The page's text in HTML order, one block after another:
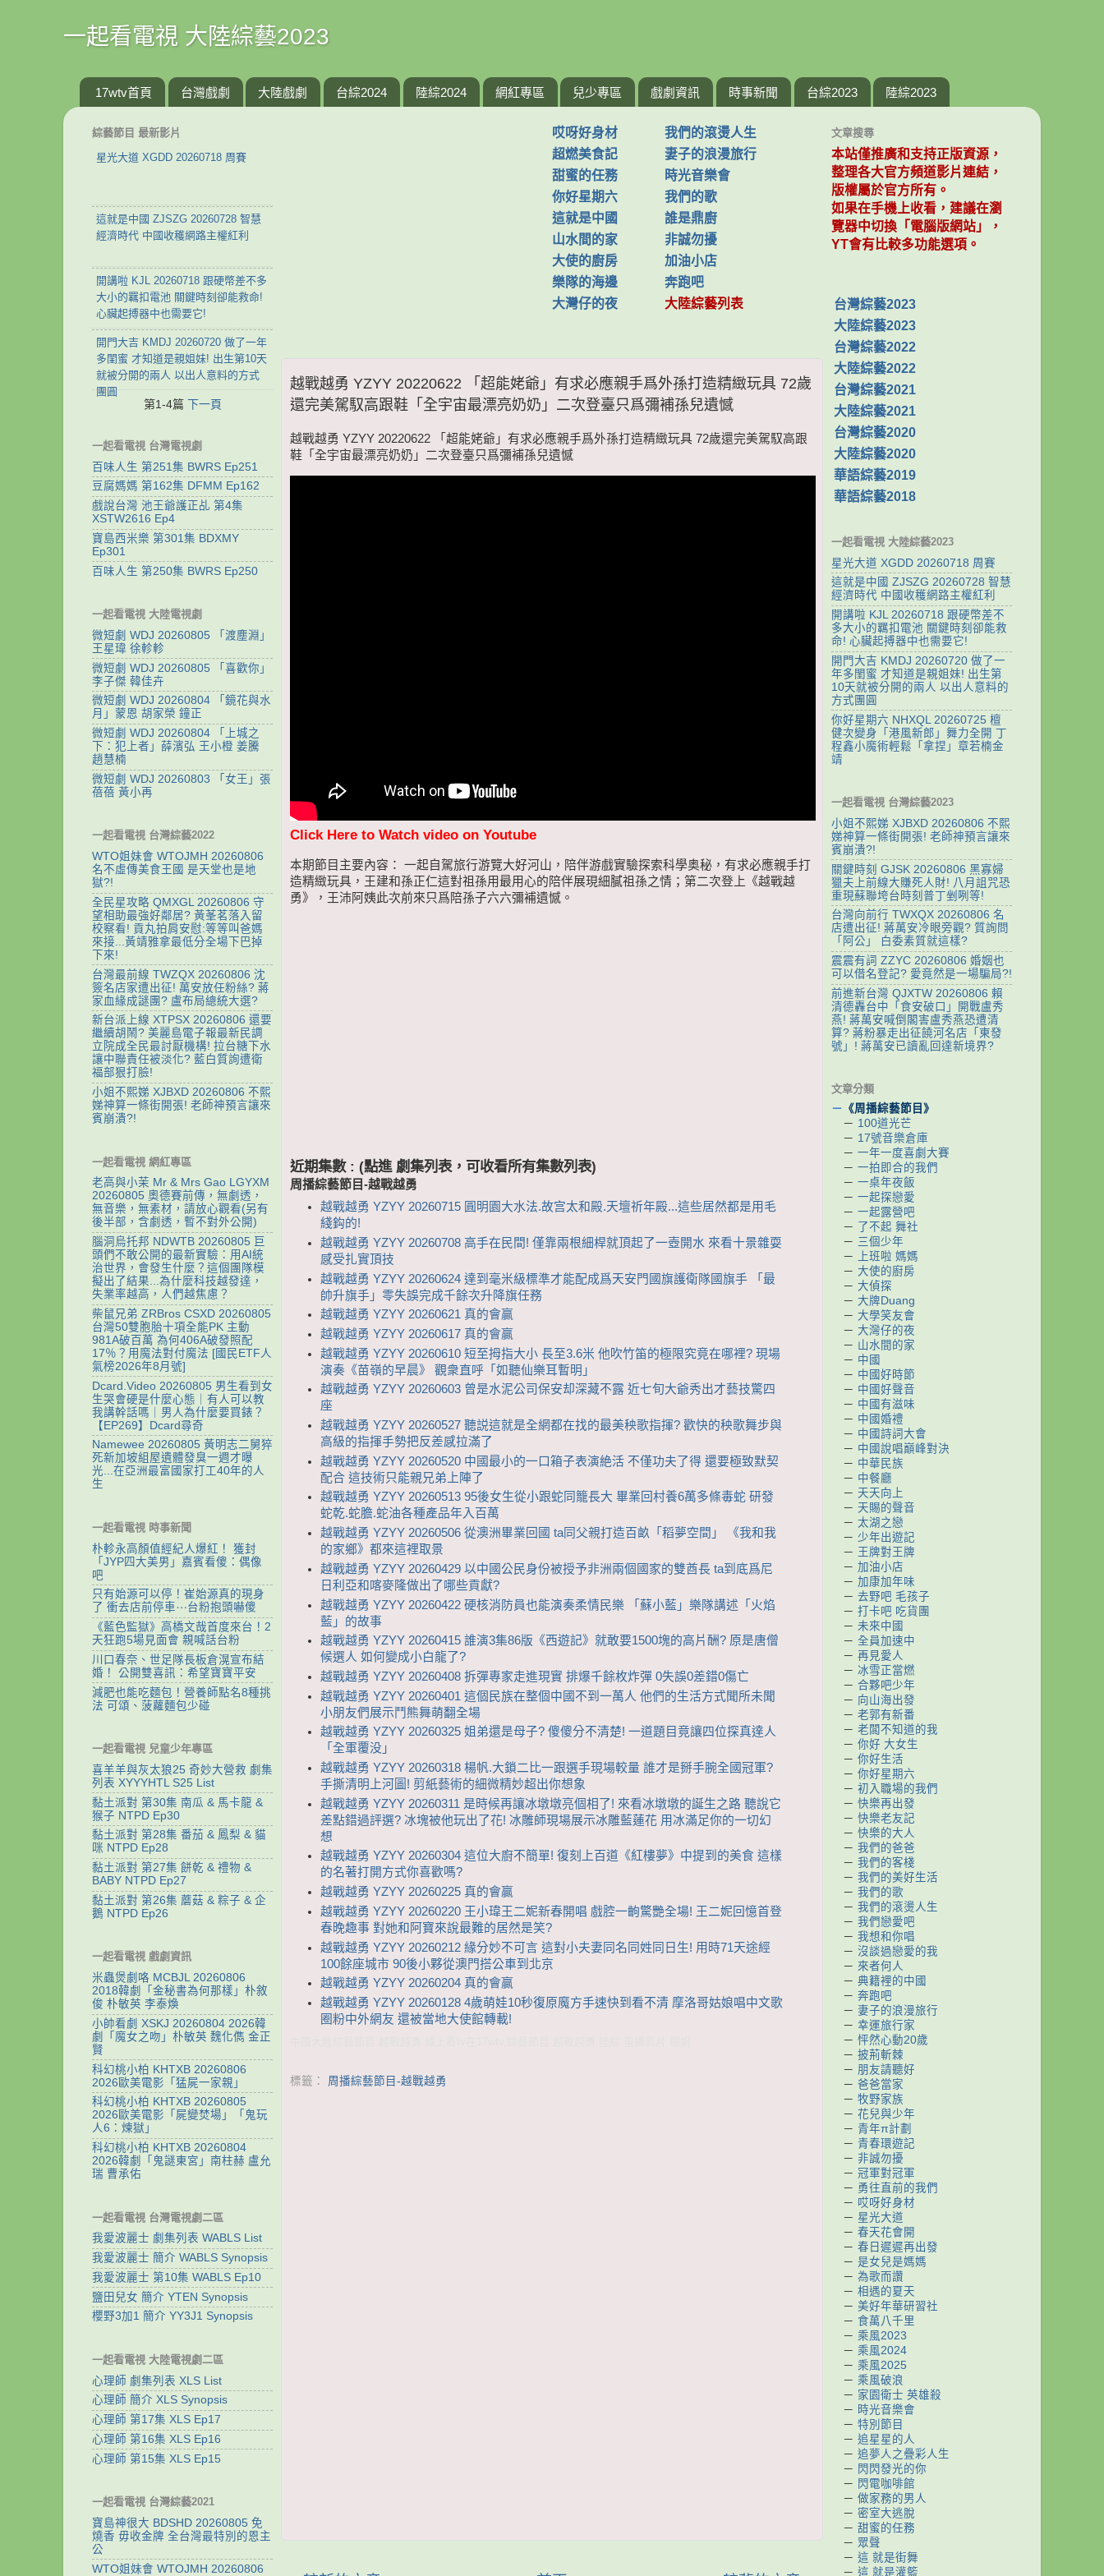
一起看電視 大陸綜藝2023
17wtv首頁 台灣戲劇 大陸戲劇 台綜2024 陸綜2024 網紅專區 兒少專區 戲劇資訊 時事新聞 台綜2023 陸綜2023
哎呀好身材
我們的滾燙人生
超燃美食記
妻子的浪漫旅行
甜蜜的任務
時光音樂會
你好星期六
我們的歌
這就是中國
誰是鼎廚
山水間的家
非誠勿擾
大使的廚房
加油小店
樂隊的海邊
奔跑吧
大灣仔的夜
大陸綜藝列表
越戰越勇 YZYY 20220622 「超能姥爺」有求必應親手爲外孫打造精緻玩具 72歲
還完美駕馭高跟鞋「全宇宙最漂亮奶奶」二次登臺只爲彌補孫兒遺憾
越戰越勇 YZYY 20220622 「超能姥爺」有求必應親手爲外孫打造精緻玩具 72歲還完美駕馭高跟
鞋「全宇宙最漂亮奶奶」二次登臺只爲彌補孫兒遺憾
Click Here to Watch video on Youtube
本期節目主要內容： 一起自駕旅行游覽大好河山，陪伴游戲實驗探索科學奥秘，有求必應親手打
造精緻玩具，王建和孫正仁這對祖孫用最用心的陪伴展現細膩祖孫之情；第二次登上《越戰越
勇》，王沛阿姨此次前來只爲陪孫子六六彌補遺憾。
近期集數 : (點進 劇集列表，可收看所有集數列表)
周播綜藝節目-越戰越勇
越戰越勇 YZYY 20260715 ‌圓明園大水法.故宫太和殿.天壇祈年殿...這些居然都是用毛
綫鈎的!
越戰越勇 YZYY 20260708 高手在民間! 僅靠兩根細桿就頂起了一壺開水 來看十景雜耍
感受扎實頂技
越戰越勇 YZYY 20260624 達到毫米級標準才能配成爲天安門國旗護衛隊國旗手 「最
帥升旗手」零失誤完成千餘次升降旗任務
越戰越勇 YZYY 20260621 真的會贏
越戰越勇 YZYY 20260617 真的會贏
越戰越勇 YZYY 20260610 短至拇指大小 長至3.6米 他吹竹笛的極限究竟在哪裡? 現場
演奏《苗嶺的早晨》 觀衆直呼「如聽仙樂耳暫明」
越戰越勇 YZYY 20260603 曾是水泥公司保安却深藏不露 近七旬大爺秀出才藝技驚四
座
越戰越勇 YZYY 20260527 聽説這就是全網都在找的最美秧歌指揮? 歡快的秧歌舞步與
高級的指揮手勢把反差感拉滿了
越戰越勇 YZYY 20260520 中國最小的一口箱子表演絶活 不僅功夫了得 還要極致默契
配合 這技術只能親兄弟上陣了
越戰越勇 YZYY 20260513 95後女生從小跟蛇同籠長大 畢業回村養6萬多條毒蛇 研發
蛇乾.蛇膽.蛇油各種產品年入百萬
越戰越勇 YZYY 20260506 從澳洲畢業回國 ta同父親打造百畝「稻夢空間」 《我和我
的家鄉》都來這裡取景
越戰越勇 YZYY 20260429 以中國公民身份被授予非洲兩個國家的雙酋長 ta到底爲尼
日利亞和喀麥隆做出了哪些貢獻?
越戰越勇 YZYY 20260422 硬核消防員也能演奏柔情民樂 「蘇小藍」樂隊講述「火焰
藍」的故事
越戰越勇 YZYY 20260415 誰演3集86版《西遊記》就敢要1500塊的高片酬? 原是唐僧
候選人 如何變成小白龍了?
越戰越勇 YZYY 20260408 拆彈專家走進現實 排爆千餘枚炸彈 0失誤0差錯0傷亡
越戰越勇 YZYY 20260401 這個民族在整個中國不到一萬人 他們的生活方式聞所未聞
小朋友們展示鬥熊舞萌翻全場
越戰越勇 YZYY 20260325 姐弟還是母子? 傻傻分不清楚! 一道題目竟讓四位探真達人
「全軍覆没」
越戰越勇 YZYY 20260318 楊帆.大鎖二比一跟選手現場較量 誰才是掰手腕全國冠軍?
手撕清明上河圖! 剪紙藝術的細微精妙超出你想象
越戰越勇 YZYY 20260311 是時候再讓冰墩墩亮個相了! 來看冰墩墩的誕生之路 聽說它
差點錯過評選? 冰塊被他玩出了花! 冰雕師現場展示冰雕藍蓮花 用冰滿足你的一切幻
想
越戰越勇 YZYY 20260304 這位大廚不簡單! 復刻上百道《紅樓夢》中提到的美食 這樣
的名著打開方式你喜歡嗎?
越戰越勇 YZYY 20260225 真的會贏
越戰越勇 YZYY 20260220 王小瑋王二妮新春開唱 戲腔一齣驚艷全場! 王二妮回憶首登
春晚趣事 對她和阿寶來說最難的居然是笑?
越戰越勇 YZYY 20260212 緣分妙不可言 這對小夫妻同名同姓同日生! 用時71天途經
100餘座城市 90後小夥從澳門搭公車到北京
越戰越勇 YZYY 20260204 真的會贏
越戰越勇 YZYY 20260128 4歲萌娃10秒復原魔方手速快到看不清 摩洛哥姑娘唱中文歌
圈粉中外網友 還被當地大使館轉載!
標籤： 周播綜藝節目-越戰越勇
綜藝節目 最新影片
星光大道 XGDD 20260718 周賽
這就是中國 ZJSZG 20260728 智慧
經濟時代 中國收穫網路主權紅利
開講啦 KJL 20260718 跟硬幣差不多
大小的羈扣電池 關鍵時刻卻能救命!
心臟起搏器中也需要它!
開門大吉 KMDJ 20260720 做了一年
多閨蜜 才知道是親姐妹! 出生第10天
就被分開的兩人 以出人意料的方式
團圓
第1-4篇 下一頁
一起看電視 台灣電視劇
百味人生 第251集 BWRS Ep251
豆腐媽媽 第162集 DFMM Ep162
戲說台灣 池王爺護正乩 第4集
XSTW2616 Ep4
寶島西米樂 第301集 BDXMY
Ep301
百味人生 第250集 BWRS Ep250
一起看電視 大陸電視劇
微短劇 WDJ 20260805 「渡塵淵」
王星瑋 徐軫軫
微短劇 WDJ 20260805 「喜歡你」
李子傑 韓佳卉
微短劇 WDJ 20260804 「鏡花與水
月」蒙恩 胡家榮 鐘正
微短劇 WDJ 20260804 「上城之
下：犯上者」薛濱弘 王小橙 姜騰
趙慧楠
微短劇 WDJ 20260803 「女王」張
蓓蓓 黃小再
一起看電視 台灣綜藝2022
WTO姐妹會 WTOJMH 20260806
名不虛傳美食王國 是天堂也是地
獄?!
全民星攻略 QMXGL 20260806 守
望相助最強好鄰居? 黃莑茗落入留
校察看! 貢丸拍肩安慰:等等叫爸媽
來接...黃靖雅拿最低分全場下巴掉
下來!
台灣最前線 TWZQX 20260806 沈
簽名店家遭出征! 萬安放任粉絲? 蔣
家血緣成謎團? 盧布局總統大選?
新台派上線 XTPSX 20260806 還要
繼續胡鬧? 美麗島電子報最新民調
立院成全民最討厭機構! 拉台糖下水
讓中聯責任被淡化? 藍白質詢遭衛
福部狠打臉!
小姐不熙娣 XJBXD 20260806 不熙
娣神算一條街開張! 老師神預言讓來
賓崩潰?!
一起看電視 網紅專區
老高與小茉 Mr & Mrs Gao LGYXM
20260805 奧德賽前傳，無劇透，
無音樂，無素材，請放心觀看(另有
後半部，含劇透，暫不對外公開)
腦洞烏托邦 NDWTB 20260805 巨
頭們不敢公開的最新實驗：用AI統
治世界，會發生什麼？這個團隊模
擬出了結果...為什麼科技越發達，
失業率越高，人們越焦慮？
柴鼠兄弟 ZRBros CSXD 20260805
台灣50雙胞胎十項全能PK 主動
981A破百萬 為何406A破發照配
17％？用魔法對付魔法 [國民ETF人
氣榜2026年8月號]
Dcard.Video 20260805 男生看到女
生哭會硬是什麼心態｜有人可以教
我講幹話嗎｜男人為什麼要買錶？
【EP269】Dcard尋奇
Namewee 20260805 黃明志二舅猝
死新加坡組屋遺體發臭一週才曝
光...在亞洲最富國家打工40年的人
生
一起看電視 時事新聞
朴軫永高顏值經紀人爆紅！ 獲封
「JYP四大美男」嘉賓看傻：偶像
吧
只有始源可以停！崔始源真的現身
了 衝去店前停車⋯台粉抱頭嚇傻
《藍色監獄》高橋文哉首度來台！2
天狂跑5場見面會 親喊話台粉
川口春奈、世足隊長板倉滉宣布結
婚！ 公開雙喜訊：希望寶寶平安
減肥也能吃麵包！營養師點名8種挑
法 可頌、菠蘿麵包少碰
一起看電視 兒童少年專區
喜羊羊與灰太狼25 奇妙大營救 劇集
列表 XYYYHTL S25 List
黏土派對 第30集 南瓜 & 馬卡龍 &
猴子 NTPD Ep30
黏土派對 第28集 番茄 & 鳳梨 & 貓
咪 NTPD Ep28
黏土派對 第27集 餅乾 & 禮物 &
BABY NTPD Ep27
黏土派對 第26集 蘑菇 & 粽子 & 企
鵝 NTPD Ep26
一起看電視 戲劇資訊
米蟲煲劇咯 MCBJL 20260806
2018韓劇「金秘書為何那樣」朴敘
俊 朴敏英 李泰煥
小帥看劇 XSKJ 20260804 2026韓
劇「魔女之吻」朴敏英 魏化儁 金正
賢
科幻桃小柏 KHTXB 20260806
2026歐美電影「猛屍一家親」
科幻桃小柏 KHTXB 20260805
2026歐美電影「屍變焚場」「鬼玩
人6：煉獄」
科幻桃小柏 KHTXB 20260804
2026韓劇「鬼謎東宮」南柱赫 盧允
瑞 曹承佑
一起看電視 台灣電視劇二區
我愛波麗士 劇集列表 WABLS List
我愛波麗士 簡介 WABLS Synopsis
我愛波麗士 第10集 WABLS Ep10
鹽田兒女 簡介 YTEN Synopsis
櫻野3加1 簡介 YY3J1 Synopsis
一起看電視 大陸電視劇二區
心理師 劇集列表 XLS List
心理師 簡介 XLS Synopsis
心理師 第17集 XLS Ep17
心理師 第16集 XLS Ep16
心理師 第15集 XLS Ep15
一起看電視 台灣綜藝2021
寶島神很大 BDSHD 20260805 免
燒香 毋收金牌 全台灣最特別的恩主
公
WTO姐妹會 WTOJMH 20260806
文章搜尋
本站僅推廣和支持正版資源，
整理各大官方頻道影片連結，
版權屬於官方所有。
如果在手機上收看，建議在瀏
覽器中切換「電腦版網站」，
YT會有比較多功能選項。
台灣綜藝2023
大陸綜藝2023
台灣綜藝2022
大陸綜藝2022
台灣綜藝2021
大陸綜藝2021
台灣綜藝2020
大陸綜藝2020
華語綜藝2019
華語綜藝2018
一起看電視 大陸綜藝2023
星光大道 XGDD 20260718 周賽
這就是中國 ZJSZG 20260728 智慧
經濟時代 中國收穫網路主權紅利
開講啦 KJL 20260718 跟硬幣差不
多大小的羈扣電池 關鍵時刻卻能救
命! 心臟起搏器中也需要它!
開門大吉 KMDJ 20260720 做了一
年多閨蜜 才知道是親姐妹! 出生第
10天就被分開的兩人 以出人意料的
方式團圓
你好星期六 NHXQL 20260725 檀
健次變身「港風新郎」舞力全開 丁
程鑫小魔術輕鬆「拿捏」章若楠金
靖
一起看電視 台灣綜藝2023
小姐不熙娣 XJBXD 20260806 不熙
娣神算一條街開張! 老師神預言讓來
賓崩潰?!
關鍵時刻 GJSK 20260806 黑寡婦
獵夫上前線大賺死人財! 八月詛咒恐
重現蘇聯垮台時刻普丁剉咧等!
台灣向前行 TWXQX 20260806 名
店遭出征! 蔣萬安冷眼旁觀? 質詢問
「阿公」 白委素質就這樣?
震震有詞 ZZYC 20260806 婚姻也
可以借名登記? 愛竟然是一場騙局?!
前進新台灣 QJXTW 20260806 賴
清德轟台中「食安破口」開戰盧秀
燕! 蔣萬安喊倒閣害盧秀燕恐遭清
算? 蔣粉暴走出征饒河名店「東發
號」! 蔣萬安已讀亂回達新境界?
文章分類
－ 《周播綜藝節目》
－ 100道光芒
－ 17號音樂倉庫
－ 一年一度喜劇大賽
－ 一拍即合的我們
－ 一桌年夜飯
－ 一起探戀愛
－ 一起露營吧
－
了不起 舞社
－ 三個少年
－
上班啦 媽媽
－ 大使的廚房
－ 大偵探
－ 大牌Duang
－ 大學笑友會
－ 大灣仔的夜
－ 山水間的家
－ 中國
－ 中國好時節
－ 中國好聲音
－ 中國有滋味
－ 中國婚禮
－ 中國詩詞大會
－ 中國說唱巔峰對決
－ 中華民族
－ 中餐廳
－ 天天向上
－ 天賜的聲音
－ 太湖之戀
－ 少年出遊記
－ 王牌對王牌
－ 加油小店
－ 加康加年味
－ 去野吧 毛孩子
－ 打卡吧 吃貨團
－ 未來中國
－ 全員加速中
－ 再見愛人
－ 冰雪正當燃
－ 合夥吧少年
－ 向山海出發
－ 老郭有新番
－ 老闆不知道的我
－ 你好 大女生
－ 你好生活
－ 你好星期六
－ 初入職場的我們
－ 快樂再出發
－ 快樂老友記
－ 快樂的大人
－ 我們的爸爸
－ 我們的客棧
－ 我們的美好生活
－ 我們的歌
－ 我們的滾燙人生
－ 我們戀愛吧
－ 我想和你唱
－ 沒談過戀愛的我
－ 來者何人
－ 典籍裡的中國
－ 奔跑吧
－ 妻子的浪漫旅行
－ 幸運旅行家
－ 怦然心動20歲
－ 披荊斬棘
－ 朋友請聽好
－ 爸爸當家
－ 牧野家族
－ 花兒與少年
－ 青年π計劃
－ 青春環遊記
－ 非誠勿擾
－ 冠軍對冠軍
－ 勇往直前的我們
－ 哎呀好身材
－ 星光大道
－ 春天花會開
－ 春日遲遲再出發
－ 是女兒是媽媽
－ 為歌而讚
－ 相遇的夏天
－ 美好年華研習社
－ 食萬八千里
－ 乘風2023
－ 乘風2024
－ 乘風2025
－ 乘風破浪
－ 家園衛士 英雄殺
－ 時光音樂會
－ 特別節目
－ 追星星的人
－ 追夢人之疊彩人生
－ 閃閃發光的你
－ 閃電咖啡館
－ 做家務的男人
－ 密室大逃脫
－ 甜蜜的任務
－ 眾聲
－ 這 就是街舞
－ 這 就是灌籃